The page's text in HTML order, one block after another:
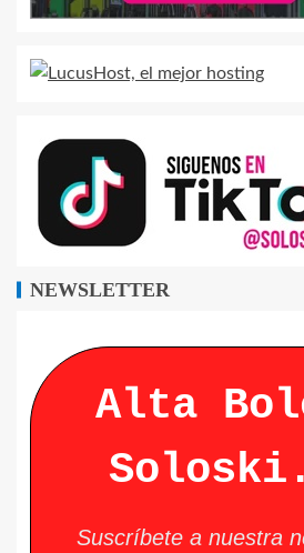
NEWSLETTER
Alta
Suscríbete a nuestra